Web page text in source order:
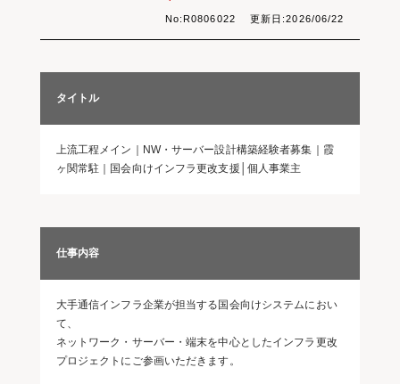
No:R0806022 更新日:2026/06/22
タイトル
上流工程メイン｜NW・サーバー設計構築経験者募集｜霞
ヶ関常駐｜国会向けインフラ更改支援│個人事業主
仕事内容
大手通信インフラ企業が担当する国会向けシステムにおい
て、
ネットワーク・サーバー・端末を中心としたインフラ更改
プロジェクトにご参画いただきます。